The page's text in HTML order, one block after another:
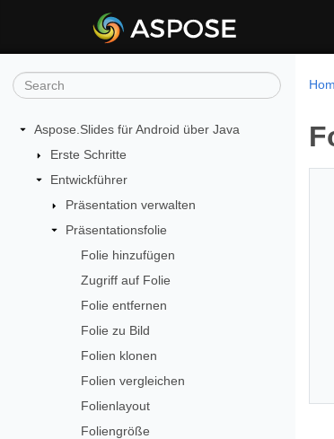
Aspose.Slides für Android über Java
Erste Schritte
Entwickführer
Präsentation verwalten
Präsentationsfolie
Folie hinzufügen
Zugriff auf Folie
Folie entfernen
Folie zu Bild
Folien klonen
Folien vergleichen
Folienlayout
Foliengröße